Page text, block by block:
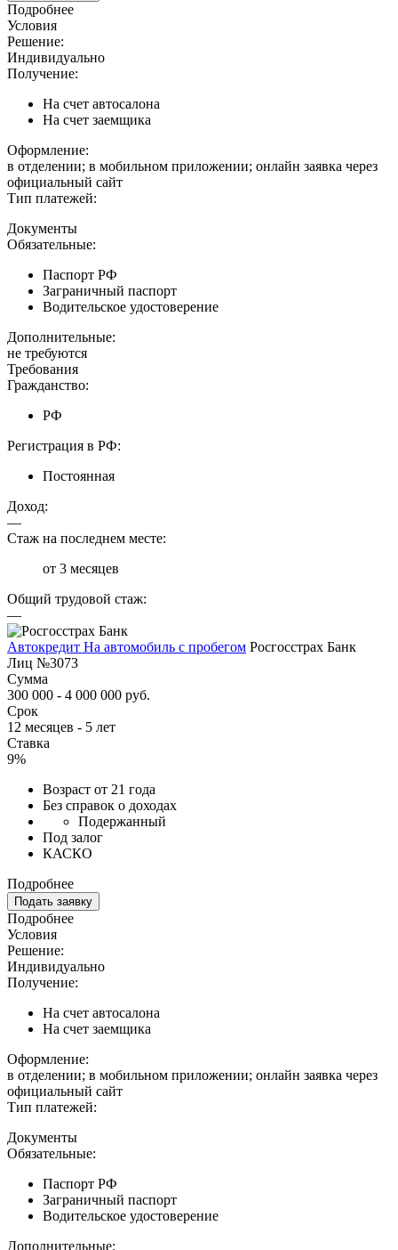
Подробнее
Условия
Решение:
Индивидуально
Получение:
На счет автосалона
На счет заемщика
Оформление:
в отделении; в мобильном приложении; онлайн заявка через
официальный сайт
Тип платежей:
Документы
Обязательные:
Паспорт РФ
Заграничный паспорт
Водительское удостоверение
Дополнительные:
не требуются
Требования
Гражданство:
РФ
Регистрация в РФ:
Постоянная
Доход:
—
Стаж на последнем месте:
от 3 месяцев
Общий трудовой стаж:
—
Автокредит На автомобиль с пробегом Росгосстрах Банк
Лиц №3073
Сумма
300 000 - 4 000 000 руб.
Срок
12 месяцев - 5 лет
Ставка
9%
Возраст от 21 года
Без справок о доходах
Подержанный
Под залог
КАСКО
Подробнее
Подать заявку
Подробнее
Условия
Решение:
Индивидуально
Получение:
На счет автосалона
На счет заемщика
Оформление:
в отделении; в мобильном приложении; онлайн заявка через
официальный сайт
Тип платежей:
Документы
Обязательные:
Паспорт РФ
Заграничный паспорт
Водительское удостоверение
Дополнительные: